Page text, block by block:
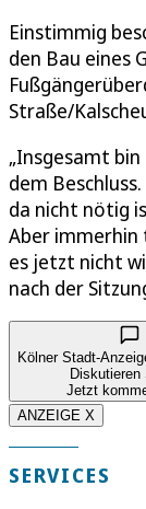
Einstimmig
den Bau eines
Straße/
„Insgesamt
dem
da nicht nötig
Aber immerhin
es jetzt nicht
nach der
Kölner Stadt-
Diskutieren
Jetzt
ANZEIGE X
SERVICES